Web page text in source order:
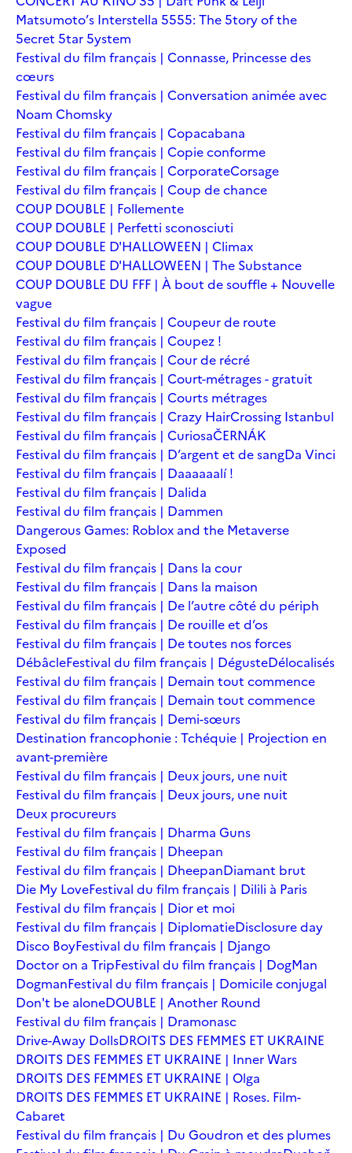
Matsumoto’s Interstella 5555: The 5tory of the
5ecret 5tar 5ystem
Festival du film français | Connasse, Princesse des
cœurs
Festival du film français | Conversation animée avec
Noam Chomsky
Festival du film français | Copacabana
Festival du film français | Copie conforme
Festival du film français | CorporateCorsage
Festival du film français | Coup de chance
COUP DOUBLE | Follemente
COUP DOUBLE | Perfetti sconosciuti
COUP DOUBLE D'HALLOWEEN | Climax
COUP DOUBLE D'HALLOWEEN | The Substance
COUP DOUBLE DU FFF | À bout de souffle + Nouvelle
vague
Festival du film français | Coupeur de route
Festival du film français | Coupez !
Festival du film français | Cour de récré
Festival du film français | Court-métrages - gratuit
Festival du film français | Courts métrages
Festival du film français | Crazy HairCrossing Istanbul
Festival du film français | CuriosaČERNÁK
Festival du film français | D’argent et de sangDa Vinci
Festival du film français | Daaaaaalí !
Festival du film français | Dalida
Festival du film français | Dammen
Dangerous Games: Roblox and the Metaverse
Exposed
Festival du film français | Dans la cour
Festival du film français | Dans la maison
Festival du film français | De l’autre côté du périph
Festival du film français | De rouille et d’os
Festival du film français | De toutes nos forces
DébâcleFestival du film français | DégusteDélocalisés
Festival du film français | Demain tout commence
Festival du film français | Demain tout commence
Festival du film français | Demi-sœurs
Destination francophonie : Tchéquie | Projection en
avant-première
Festival du film français | Deux jours, une nuit
Festival du film français | Deux jours, une nuit
Deux procureurs
Festival du film français | Dharma Guns
Festival du film français | Dheepan
Festival du film français | DheepanDiamant brut
Die My LoveFestival du film français | Dilili à Paris
Festival du film français | Dior et moi
Festival du film français | DiplomatieDisclosure day
Disco BoyFestival du film français | Django
Doctor on a TripFestival du film français | DogMan
DogmanFestival du film français | Domicile conjugal
Don't be aloneDOUBLE | Another Round
Festival du film français | Dramonasc
Drive-Away DollsDROITS DES FEMMES ET UKRAINE
DROITS DES FEMMES ET UKRAINE | Inner Wars
DROITS DES FEMMES ET UKRAINE | Olga
DROITS DES FEMMES ET UKRAINE | Roses. Film-
Cabaret
Festival du film français | Du Goudron et des plumes